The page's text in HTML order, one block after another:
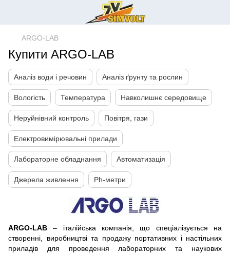
ARGO-LAB
Купити ARGO-LAB
Аналіз води і речовин Аналіз ґрунту та рослин
Вологість Температура Навколишнє середовище
Неруйнівний контроль Повітря, гази
Електровимірювальні прилади
Лабораторне обладнання Автоматизація
Джерела живлення Ph-метри
ARGO-LAB – італійська компанія, що спеціалізується на
створенні, виробництві та продажу портативних і настільних
приладів для проведення лабораторних та наукових